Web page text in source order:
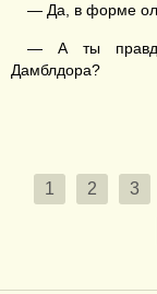
— Да, в форме
— А ты правда
Дамблдора?
1 2 3